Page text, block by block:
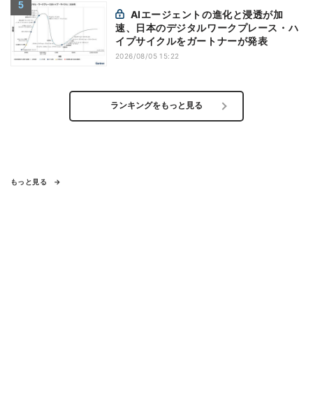
速、日本のデジタルワークプレース・ハ
イプサイクルをガートナーが発表
2026/08/05 15:22
ランキングをもっと見る
もっと見る